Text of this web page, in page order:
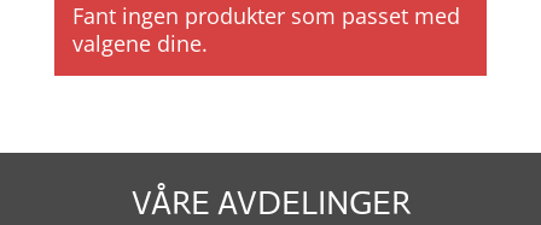
Fant ingen produkter som passet med
valgene dine.
VÅRE AVDELINGER